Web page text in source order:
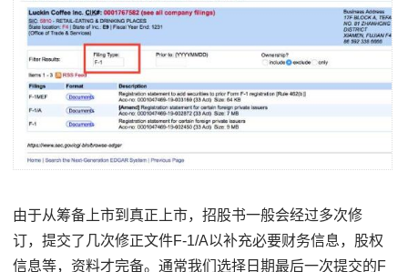
由于从筹备上市到真正上市，招股书一般会经过多次修
订，提交了几次修正文件F-1/A以补充必要财务信息，股权
信息等，资料才完备。通常我们选择日期最后一次提交的F